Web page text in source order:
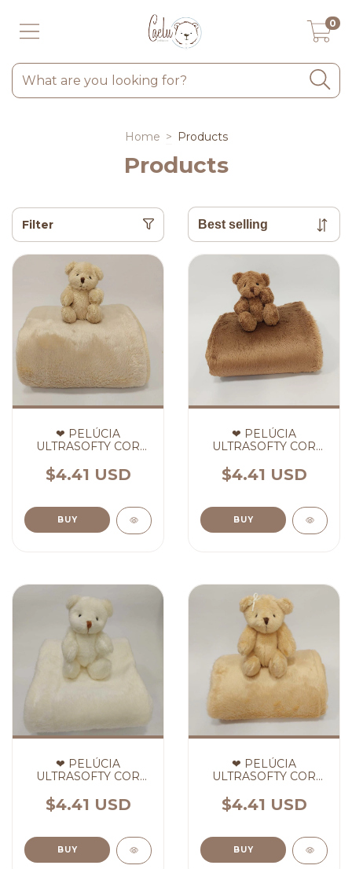
0
Home > Products
Products
Filter
❤ PELÚCIA
ULTRASOFTY COR
$4.41 USD
BUY
❤ PELÚCIA
ULTRASOFTY COR
$4.41 USD
BUY
❤ PELÚCIA
ULTRASOFTY COR
$4.41 USD
BUY
❤ PELÚCIA
ULTRASOFTY COR
$4.41 USD
BUY